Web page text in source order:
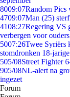
8009:07Random Pics
4709:07Man (25)
4108:27Regering VS
verbergen voor
5007:26Twee Syriërs
stomdronken 18-jarige
505/08Street Fighter
905/08NL-alert na
ingezet
Forum